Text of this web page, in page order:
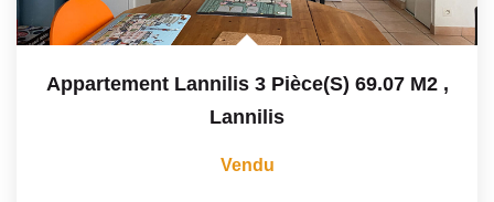
Appartement Lannilis 3 Pièce(s) 69.07 M2 ,
Lannilis
Vendu